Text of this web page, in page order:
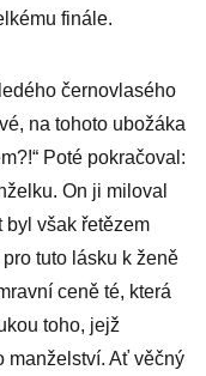
finále.
černovlasého
na tohoto ubožáka
Poté pokračoval:
On ji miloval
byl však řetězem
tuto lásku k ženě
ceně té, která
toho, jejž
manželství. Ať věčný